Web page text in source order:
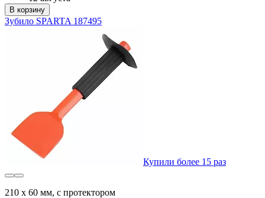
В корзину
Зубило SPARTA 187495
Купили более 15 раз
210 х 60 мм, с протектором